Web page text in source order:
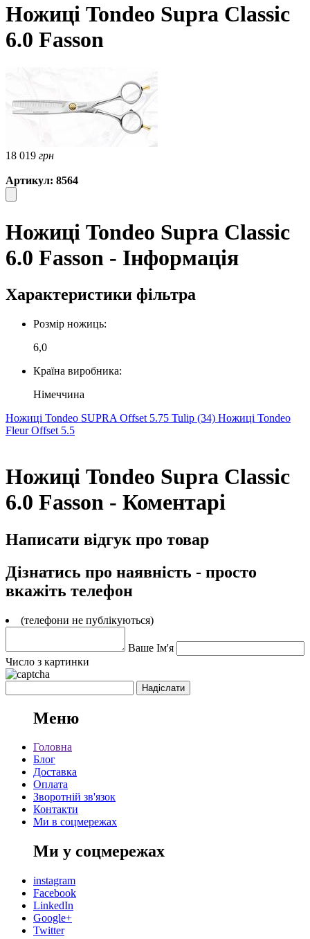
Ножиці Tondeo Supra Classic
6.0 Fasson
18 019 грн
Артикул: 8564
Ножиці Tondeo Supra Classic
6.0 Fasson - Інформація
Характеристики фільтра
Розмір ножиць:
6,0
Країна виробника:
Німеччина
Ножиці Tondeo SUPRA Offset 5.75 Tulip (34) Ножиці Tondeo
Fleur Offset 5.5
Ножиці Tondeo Supra Classic
6.0 Fasson - Коментарі
Написати відгук про товар
Дізнатись про наявність - просто
вкажіть телефон
(телефони не публікуються)
Ваше Ім'я
Число з картинки
Меню
Головна
Блог
Доставка
Оплата
Зворотній зв'язок
Контакти
Ми в соцмережах
Ми у соцмережах
instagram
Facebook
LinkedIn
Google+
Twitter